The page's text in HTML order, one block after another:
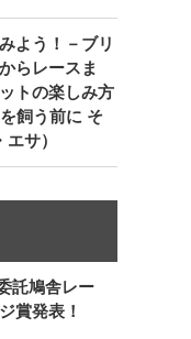
よう！－ブリ
らレースま
トの楽しみ方
飼う前に そ
サ）
託鳩舎レー
賞発表！